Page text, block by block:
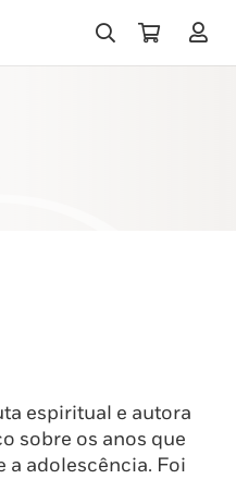
espiritual e autora
sobre os anos que
a adolescência. Foi